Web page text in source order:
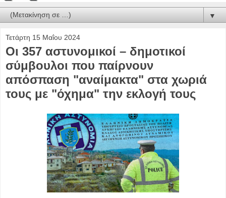
▼
Τετάρτη 15 Μαΐου 2024
Οι 357 αστυνομικοί – δημοτικοί
σύμβουλοι που παίρνουν
απόσπαση "αναίμακτα" στα χωριά
τους με "όχημα" την εκλογή τους